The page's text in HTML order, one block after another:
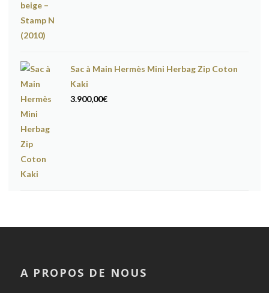
Sac à Main Hermès Mini Herbag Zip Coton
Kaki
3.900,00€
A PROPOS DE NOUS